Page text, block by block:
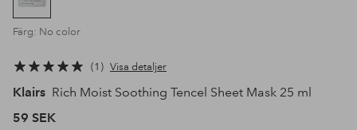
Färg: No color
1 Visa detaljer
Klairs Rich Moist Soothing Tencel Sheet Mask 25 ml
59 SEK